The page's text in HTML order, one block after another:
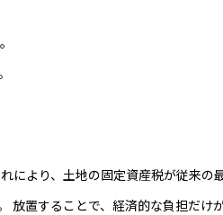
より、土地の固定資産税が従来の
置することで、経済的な負担だけ